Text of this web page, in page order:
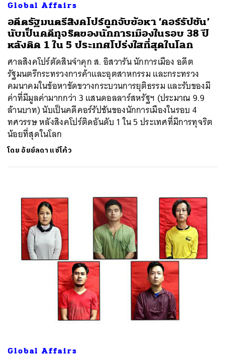
Global Affairs
อดีตรัฐมนตรีสิงคโปร์ถูกจับข้อหา ‘คอร์รัปชัน’
นับเป็นคดีทุจริตของนักการเมืองในรอบ 38 ปี
หลังติด 1 ใน 5 ประเทศโปร่งใสที่สุดในโลก
ศาลสิงคโปร์ตัดสินจำคุก ส. อิสวารัน นักการเมือง อดีต
รัฐมนตรีกระทรวงการค้าและอุตสาหกรรม และกระทรวง
คมนาคมในข้อหาขัดขวางกระบวนการยุติธรรม และรับของมี
ค่าที่มีมูลค่ามากกว่า 3 แสนดอลลาร์สหรัฐฯ (ประมาณ 9.9
ล้านบาท) นับเป็นคดีคอร์รัปชันของนักการเมืองในรอบ 4
ทศวรรษ หลังสิงคโปร์ติดอันดับ 1 ใน 5 ประเทศที่มีการทุจริต
น้อยที่สุดในโลก
โดย อัยย์ลดา แซ่โค้ว
Global Affairs
ค้นหา
SHARE TWEET LINE EMAIL